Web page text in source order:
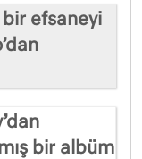
efsaneyi
bir albüm